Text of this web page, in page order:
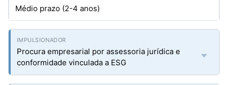
Médio prazo (2-4 anos)
Procura empresarial por assessoria jurídica e
conformidade vinculada a ESG